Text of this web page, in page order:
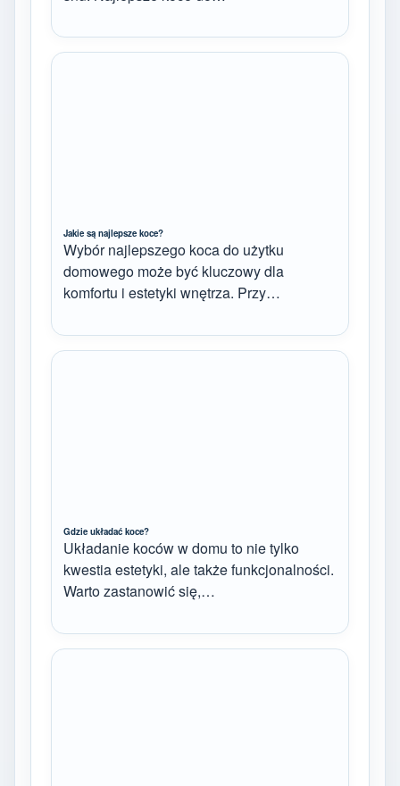
Jakie są najlepsze koce?
Wybór najlepszego koca do użytku
domowego może być kluczowy dla
komfortu i estetyki wnętrza. Przy…
Gdzie układać koce?
Układanie koców w domu to nie tylko
kwestia estetyki, ale także funkcjonalności.
Warto zastanowić się,…